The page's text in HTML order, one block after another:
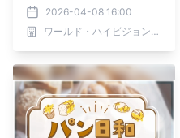
輩とおかしな２人～』第6
4回ゲスト：うつみ宮土
理 4月13日（月）よる9
ビで放送
2026-04-08 16:00
ワールド・ハイビジョン・チャンネル株式会社